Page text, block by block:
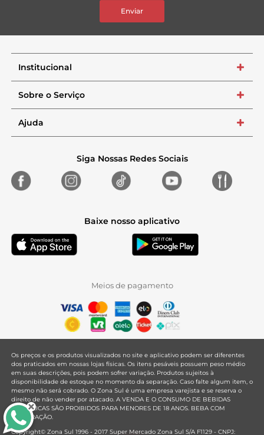
Enviar
Institucional +
Sobre o Serviço +
Ajuda +
Siga Nossas Redes Sociais
Baixe nosso aplicativo
Meios de pagamento
Os preços e os produtos visualizados no site e aplicativo podem ser diferentes
dos praticados em nossas lojas físicas. Os itens pesáveis possuem peso médio
em suas descrições, pois podem sofrer variação. Produtos sujeitos à
disponibilidade de estoque no momento da separação. Caso falte algum item, o
mesmo não será cobrado. O Zona Sul é uma empresa varejista e se reserva o
direito de não vender por atacado. A VENDA E O CONSUMO DE BEBIDAS
ALCOÓLICAS SÃO PROIBIDOS PARA MENORES DE 18 ANOS. BEBA COM
MODERAÇÃO.
Copyright© Zona Sul 1996 - 2017 Super Mercado Zona Sul S/A F1129 - CNPJ: